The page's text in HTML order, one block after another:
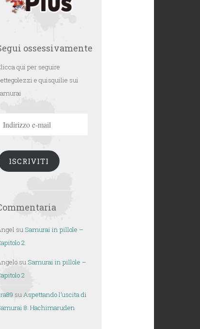
ossessivamente
qui per seguire
e quisquilie sui
ISCRIVITI
su Samurai in pillole –
2
su Samurai in pillole –
2
suAspettando l’uscita di
8: Hachimaruden